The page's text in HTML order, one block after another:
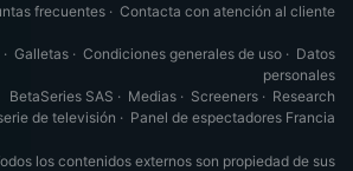
frecuentes · Contacta con atención al cliente
· Galletas · Condiciones generales de uso · Datos
personales
BetaSeries SAS · Medias · Screeners · Research
de televisión · Panel de espectadores Francia
los contenidos externos son propiedad de sus